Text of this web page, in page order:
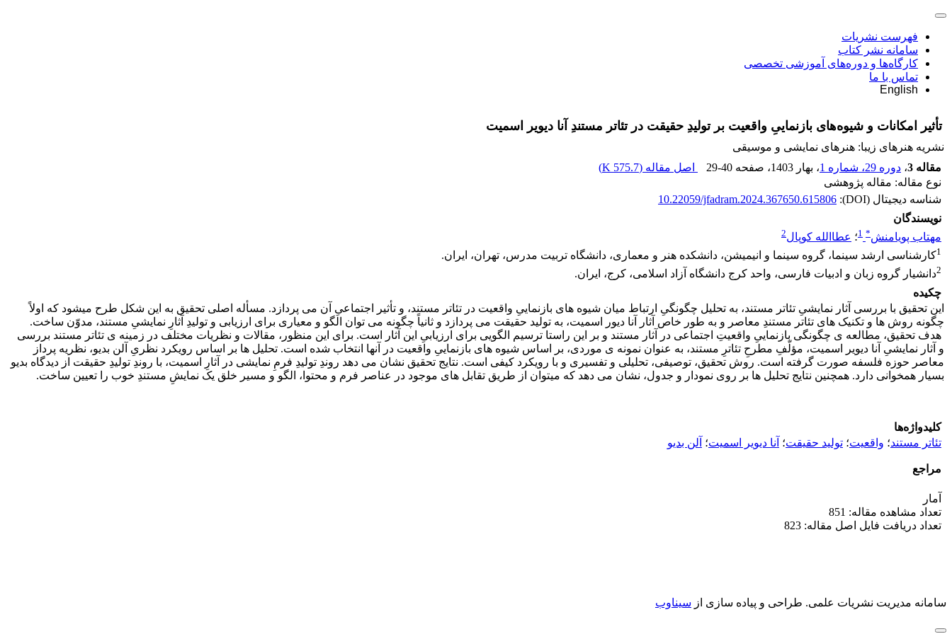
فهرست نشریات
سامانه نشر کتاب
کارگاه‌ها و دوره‌های آموزشی تخصصی
تماس با ما
English
تأثیر امکانات و شیوه‌های بازنماییِ واقعیت بر تولیدِ حقیقت در تئاتر مستندِ آنا دیویر اسمیت
نشریه هنرهای زیبا: هنرهای نمایشی و موسیقی
مقاله 3
، دوره 29، شماره 1 ، بهار 1403 ، صفحه 29-40 اصل مقاله (575.7 K
)
نوع مقاله: مقاله پژوهشی
شناسه دیجیتال (DOI):
10.22059/jfadram.2024.367650.615806
نویسندگان
مهتاب پویامنش*
1؛ عطاالله کوپال2
1کارشناسی ارشد سینما، گروه سینما و انیمیشن، دانشکده هنر و معماری، دانشگاه تربیت مدرس، تهران، ایران.
2دانشیار گروه زبان و ادبیات فارسی، واحد کرج دانشگاه آزاد اسلامی، کرج، ایران.
چکیده
این تحقیق با بررسی آثار نمایشیِ تئاتر مستند، به تحلیل چگونگیِ ارتباط میان شیوه­ های بازنماییِ واقعیت در تئاتر مستند، و تأثیر اجتماعیِ آن می ­پردازد. مسأله اصلی تحقیق به این شکل طرح می­شود که اولاً
چگونه روش­ ها و تکنیک­ های تئاتر مستندِ معاصر و به طور خاص آثار آنا دیور اسمیت، به تولید حقیقت می ­پردازد و ثانیاً چگونه می ­توان الگو و معیاری برای ارزیابی و تولیدِ آثارِ نمایشیِ مستند، مدوّن ساخت.
هدف تحقیق، مطالعه ­ی چگونگی بازنماییِ واقعیتِ اجتماعی در آثار مستند و بر این راستا ترسیم الگویی برای ارزیابیِ این آثار است. برای این منظور، مقالات و نظریات مختلف در زمینه­ ی تئاتر مستند بررسی
و آثار نمایشیِ آنا دیویر اسمیت، مؤلّفِ مطرحِ تئاترِ مستند، به عنوان نمونه­ ی موردی، بر اساس شیوه ­های بازنماییِ واقعیت در آن­ها انتخاب شده است. تحلیل­ ها بر اساس رویکرد نظریِ آلن بدیو، نظریه­ پرداز
معاصر حوزه فلسفه صورت گرفته است. روش تحقیق، توصیفی، تحلیلی و تفسیری و با رویکرد کیفی است. نتایج تحقیق نشان می­ دهد روندِ تولیدِ فرمِ نمایشی در آثارِ اسمیت، با روندِ تولیدِ حقیقت از دیدگاه بدیو
بسیار هم­خوانی دارد. همچنین نتایج تحلیل ­ها بر روی نمودار و جدول، نشان می ­دهد که می­توان از طریق تقابل­ های موجود در عناصر فرم و محتوا، الگو و مسیر خلق یک نمایشِ مستندِ خوب را تعیین ساخت.
کلیدواژه‌ها
تئاتر مستند؛ واقعیت؛ تولید حقیقت؛ آنا دیویر اسمیت؛ آلن بدیو
مراجع
آمار
تعداد مشاهده مقاله: 851
تعداد دریافت فایل اصل مقاله: 823
سامانه مدیریت نشریات علمی. طراحی و پیاده سازی از سیناوب